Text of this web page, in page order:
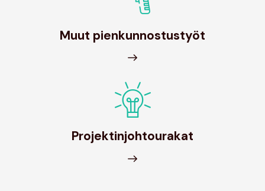
Muut pienkunnostustyöt
Projektinjohtourakat